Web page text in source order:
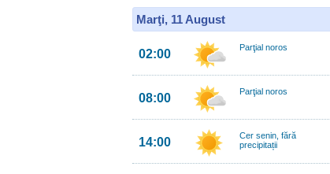
Marţi, 11 August
02:00 Parţial noros
08:00 Parţial noros
14:00
Cer senin, fără
precipitații